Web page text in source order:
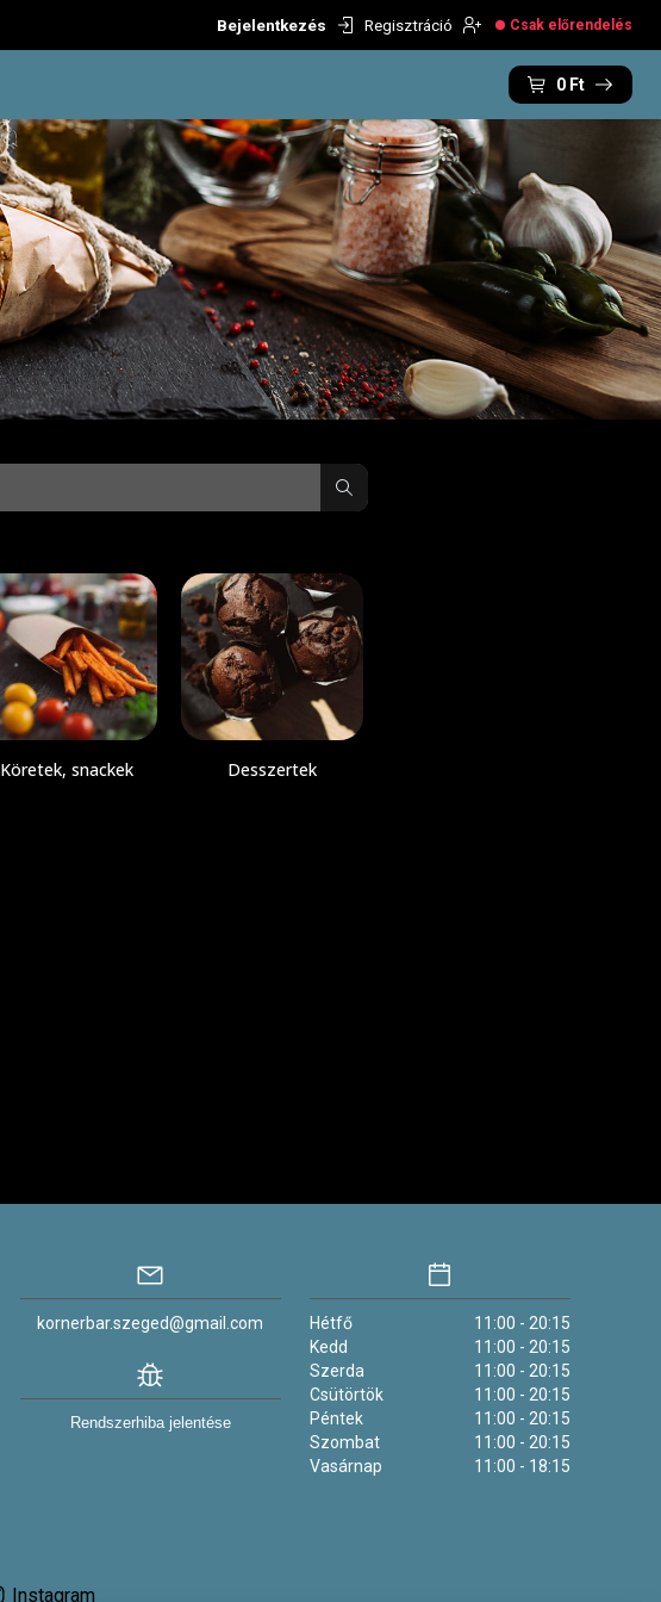
Bejelentkezés Regisztráció Csak előrendelés
0 Ft
Köretek, snackek Desszertek
kornerbar.szeged@gmail.com
Rendszerhiba jelentése
Hétfő
11:00 - 20:15
Kedd
11:00 - 20:15
Szerda
11:00 - 20:15
Csütörtök
11:00 - 20:15
Péntek
11:00 - 20:15
Szombat
11:00 - 20:15
Vasárnap
11:00 - 18:15
Instagram